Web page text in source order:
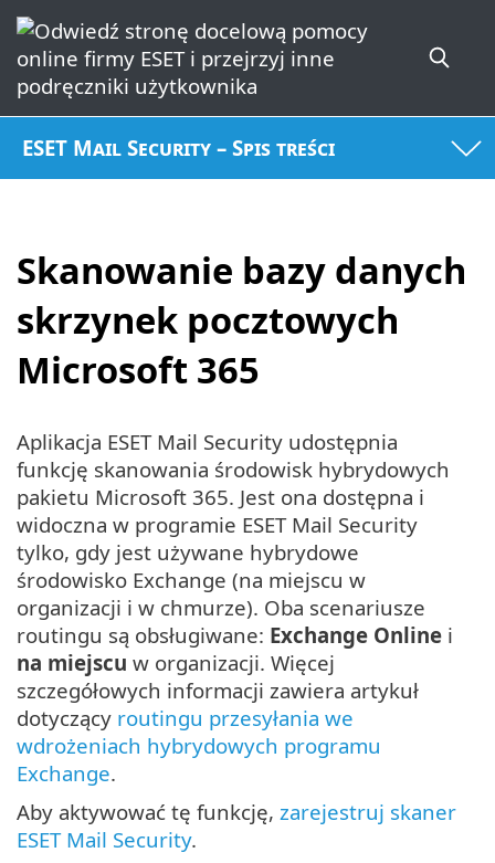
ESET Mail Security – Spis treści
Skanowanie bazy danych
skrzynek pocztowych
Microsoft 365
Aplikacja ESET Mail Security udostępnia
funkcję skanowania środowisk hybrydowych
pakietu Microsoft 365. Jest ona dostępna i
widoczna w programie ESET Mail Security
tylko, gdy jest używane hybrydowe
środowisko Exchange (na miejscu w
organizacji i w chmurze). Oba scenariusze
routingu są obsługiwane: Exchange Online i
na miejscu w organizacji. Więcej
szczegółowych informacji zawiera artykuł
dotyczący routingu przesyłania we
wdrożeniach hybrydowych programu
Exchange.
Aby aktywować tę funkcję, zarejestruj skaner
ESET Mail Security.